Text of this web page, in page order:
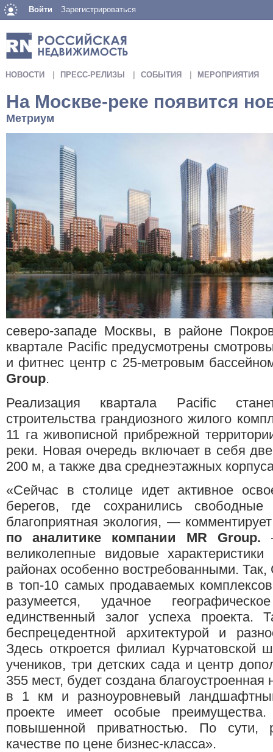
Войти Зарегистрироваться
НОВОСТИ ПРЕСС-РЕЛИЗЫ СОБЫТИЯ МЕРОПРИЯТИЯ
На Москве-реке появится
Метриум
северо-западе Москвы, в районе
квартале Pacific предусмотрены
и фитнес центр с 25-метровым
Group.
Реализация квартала Pacific
строительства грандиозного жилого
11 га живописной прибрежной
реки. Новая очередь включает в себя
200 м, а также два среднеэтажных
«Сейчас в столице идет активное
берегов, где сохранились
благоприятная экология, —
по аналитике компании MR Group.
великолепные видовые
районах особенно востребованными.
в топ-10 самых продаваемых
разумеется, удачное
единственный залог успеха проекта.
беспрецедентной архитектурой и
Здесь откроется филиал Курчатовской
учеников, три детских сада и центр
355 мест, будет создана
в 1 км и разноуровневый
проекте имеет особые
повышенной приватностью. По сути,
качестве по цене бизнес-класса».